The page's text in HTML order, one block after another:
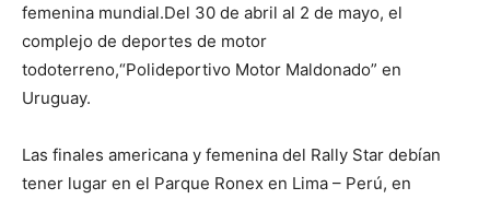
femenina mundial.Del 30 de abril al 2 de mayo, el
complejo de deportes de motor
todoterreno,“Polideportivo Motor Maldonado” en
Uruguay.
Las finales americana y femenina del Rally Star debían
tener lugar en el Parque Ronex en Lima – Perú, en